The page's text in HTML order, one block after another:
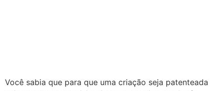
Você sabia que para que uma criação seja patenteada